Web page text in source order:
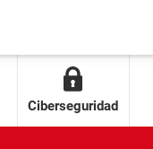
Ciberseguridad